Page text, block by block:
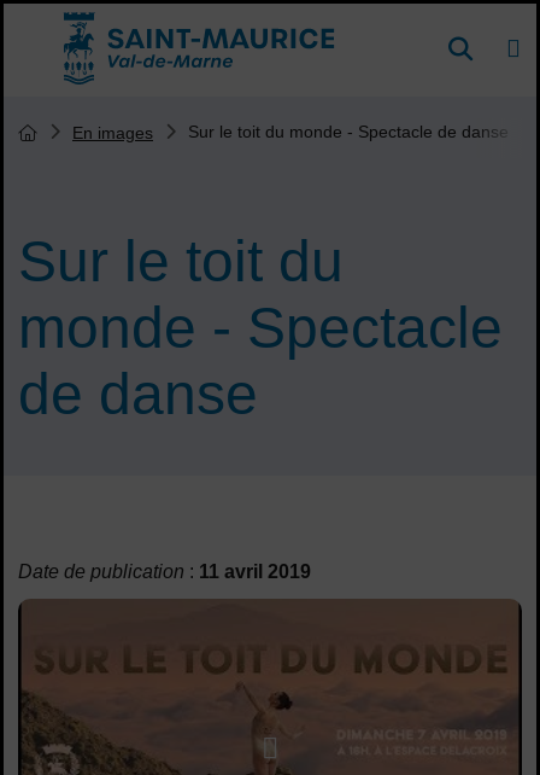
Menu de raccourcis
Accueil ville de Saint-Maurice DE
Sur le toit du
monde - Spectacle
de danse
Vous êtes ici :
Page d'accueil du site
En images Sur le toit du monde - Spectacle de danse
Date de publication : 11 avril 2019
Lancer la video